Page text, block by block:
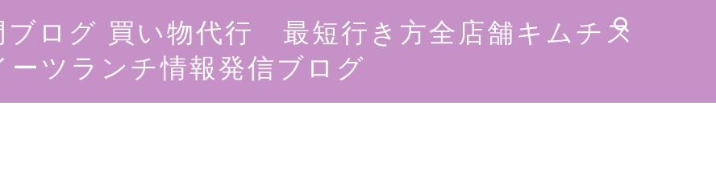
ブログ 買い物代行 最短行き方全店舗キムチス
ーツランチ情報発信ブログ